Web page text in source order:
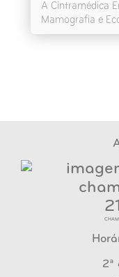
A Cintramédica
Mamografia e
2ª